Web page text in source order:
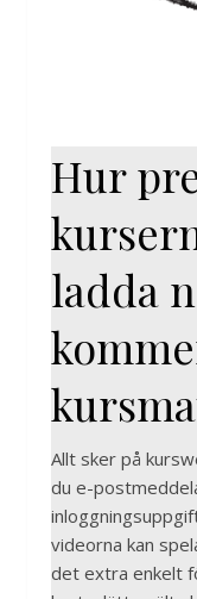
Hur
ladda
Allt sker på
du e-
videorna kan
det extra enkelt